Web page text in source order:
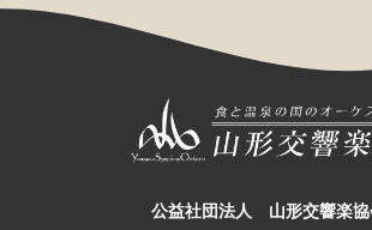
公益社団法人 山形交響楽協